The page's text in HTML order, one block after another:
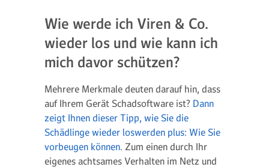
Wie werde ich Viren & Co.
wieder los und wie kann ich
mich davor schützen?
Mehrere Merkmale deuten darauf hin, dass
auf Ihrem Gerät Schadsoftware ist? Dann
zeigt Ihnen dieser Tipp, wie Sie die
Schädlinge wieder loswerden plus: Wie Sie
vorbeugen können. Zum einen durch Ihr
eigenes achtsames Verhalten im Netz und